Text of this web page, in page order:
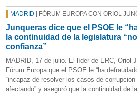
MADRID | FÓRUM EUROPA CON ORIOL
Junqueras dice que el PSOE le
la continuidad de la legislatura
confianza”
MADRID, 17 de julio. El líder de ERC, Oriol
Fórum Europa que el PSOE le “ha
“incapaz de resolver los casos de
afectando” y aseguró que la continuidad de